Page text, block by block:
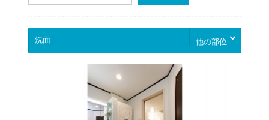
他の部位